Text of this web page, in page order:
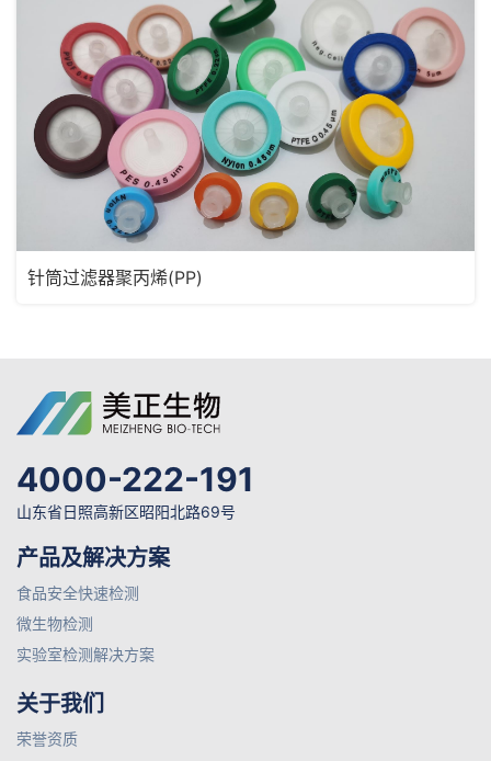
针筒过滤器聚丙烯(PP)
4000-222-191
山东省日照高新区昭阳北路69号
产品及解决方案
食品安全快速检测
微生物检测
实验室检测解决方案
关于我们
荣誉资质